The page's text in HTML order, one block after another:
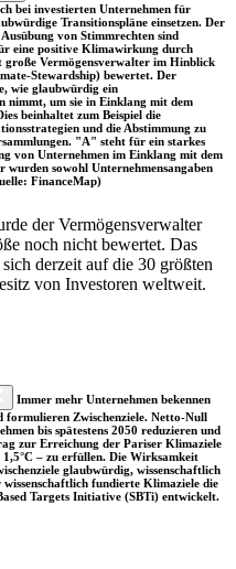
bei investierten Unternehmen für
Transitionspläne einsetzen. Der
von Stimmrechten sind
eine positive Klimawirkung durch
Vermögensverwalter im Hinblick
Stewardship) bewertet. Der
wie glaubwürdig ein
nimmt, um sie in Einklang mit dem
beinhaltet zum Beispiel die
und die Abstimmung zu
"A" steht für ein starkes
von Unternehmen im Einklang mit dem
sowohl Unternehmensangaben
FinanceMap)
der Vermögensverwalter
noch nicht bewertet. Das
derzeit auf die 30 größten
von Investoren weltweit.
Immer mehr Unternehmen bekennen
formulieren Zwischenziele. Netto-Null
bis spätestens 2050 reduzieren und
zur Erreichung der Pariser Klimaziele
– zu erfüllen. Die Wirksamkeit
glaubwürdig, wissenschaftlich
fundierte Klimaziele die
Targets Initiative (SBTi) entwickelt.